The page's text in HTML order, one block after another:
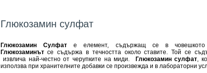
Глюкозамин сулфат
Глюкозамин Сулфате елемент, съдържащ се в човешкото
Глюкозаминътсе съдържа в течността около ставите. Той се
извлича най-честно отчерупките на миди. Глюкозамин сулфат,
използва при хранителните добавки се произвежда и в лабораторни